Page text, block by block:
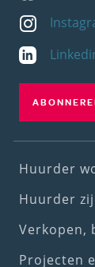
(1st
Huurder
Huurder
Verkopen,
Projecten